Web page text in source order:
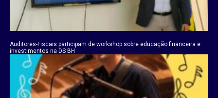
Auditores-Fiscais participam de workshop sobre educação financeira e
investimentos na DS BH